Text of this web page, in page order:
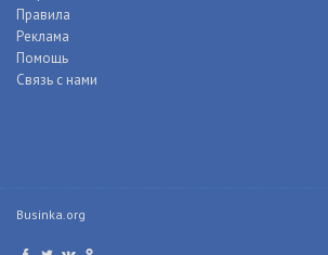
Правила
Реклама
Помощь
Связь с нами
Businka.org